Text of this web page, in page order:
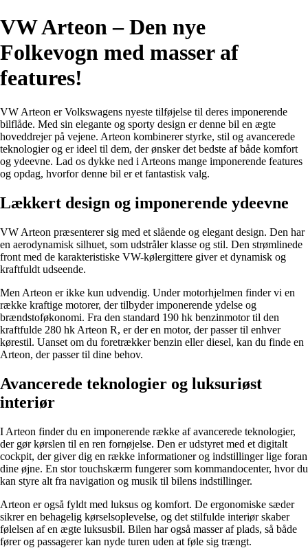
VW Arteon – Den nye
Folkevogn med masser af
features!
VW Arteon er Volkswagens nyeste tilføjelse til deres imponerende
bilflåde. Med sin elegante og sporty design er denne bil en ægte
hoveddrejer på vejene. Arteon kombinerer styrke, stil og avancerede
teknologier og er ideel til dem, der ønsker det bedste af både komfort
og ydeevne. Lad os dykke ned i Arteons mange imponerende features
og opdag, hvorfor denne bil er et fantastisk valg.
Lækkert design og imponerende ydeevne
VW Arteon præsenterer sig med et slående og elegant design. Den har
en aerodynamisk silhuet, som udstråler klasse og stil. Den strømlinede
front med de karakteristiske VW-kølergittere giver et dynamisk og
kraftfuldt udseende.
Men Arteon er ikke kun udvendig. Under motorhjelmen finder vi en
række kraftige motorer, der tilbyder imponerende ydelse og
brændstoføkonomi. Fra den standard 190 hk benzinmotor til den
kraftfulde 280 hk Arteon R, er der en motor, der passer til enhver
kørestil. Uanset om du foretrækker benzin eller diesel, kan du finde en
Arteon, der passer til dine behov.
Avancerede teknologier og luksuriøst
interiør
I Arteon finder du en imponerende række af avancerede teknologier,
der gør kørslen til en ren fornøjelse. Den er udstyret med et digitalt
cockpit, der giver dig en række informationer og indstillinger lige foran
dine øjne. En stor touchskærm fungerer som kommandocenter, hvor du
kan styre alt fra navigation og musik til bilens indstillinger.
Arteon er også fyldt med luksus og komfort. De ergonomiske sæder
sikrer en behagelig kørselsoplevelse, og det stilfulde interiør skaber
følelsen af en ægte luksusbil. Bilen har også masser af plads, så både
fører og passagerer kan nyde turen uden at føle sig trængt.